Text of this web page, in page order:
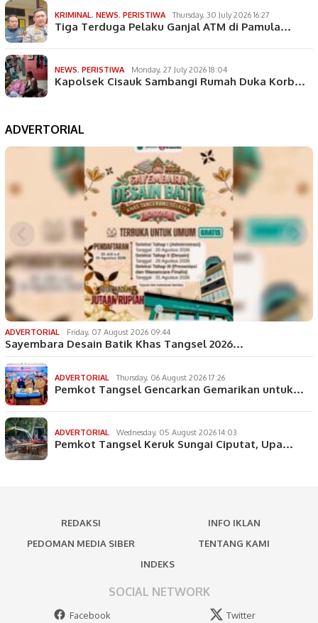
KRIMINAL, NEWS, PERISTIWA Thursday, 30 July 2026 16:27
Tiga Terduga Pelaku Ganjal ATM di Pamula…
NEWS, PERISTIWA Monday, 27 July 2026 18:04
Kapolsek Cisauk Sambangi Rumah Duka Korb…
ADVERTORIAL
ADVERTORIAL Friday, 07 August 2026 09:44
Sayembara Desain Batik Khas Tangsel 2026…
ADVERTORIAL Thursday, 06 August 2026 17:26
Pemkot Tangsel Gencarkan Gemarikan untuk…
ADVERTORIAL Wednesday, 05 August 2026 14:03
Pemkot Tangsel Keruk Sungai Ciputat, Upa…
REDAKSI
INFO IKLAN
PEDOMAN MEDIA SIBER
TENTANG KAMI
INDEKS
SOCIAL NETWORK
Facebook Twitter